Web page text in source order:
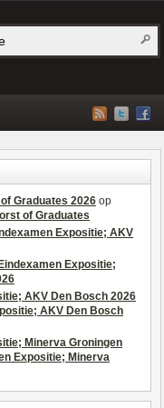
Graduates 2026 op
of Graduates
Expositie; AKV
Eindexamen Expositie;
AKV Den Bosch 2026
AKV Den Bosch
Minerva Groningen
Expositie; Minerva